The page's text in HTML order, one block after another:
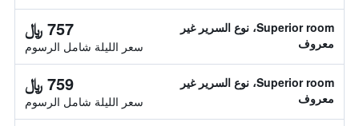
Superior room، نوع السرير غير
معروف
757 ﷼
سعر الليلة شامل الرسوم
Superior room، نوع السرير غير
معروف
759 ﷼
سعر الليلة شامل الرسوم